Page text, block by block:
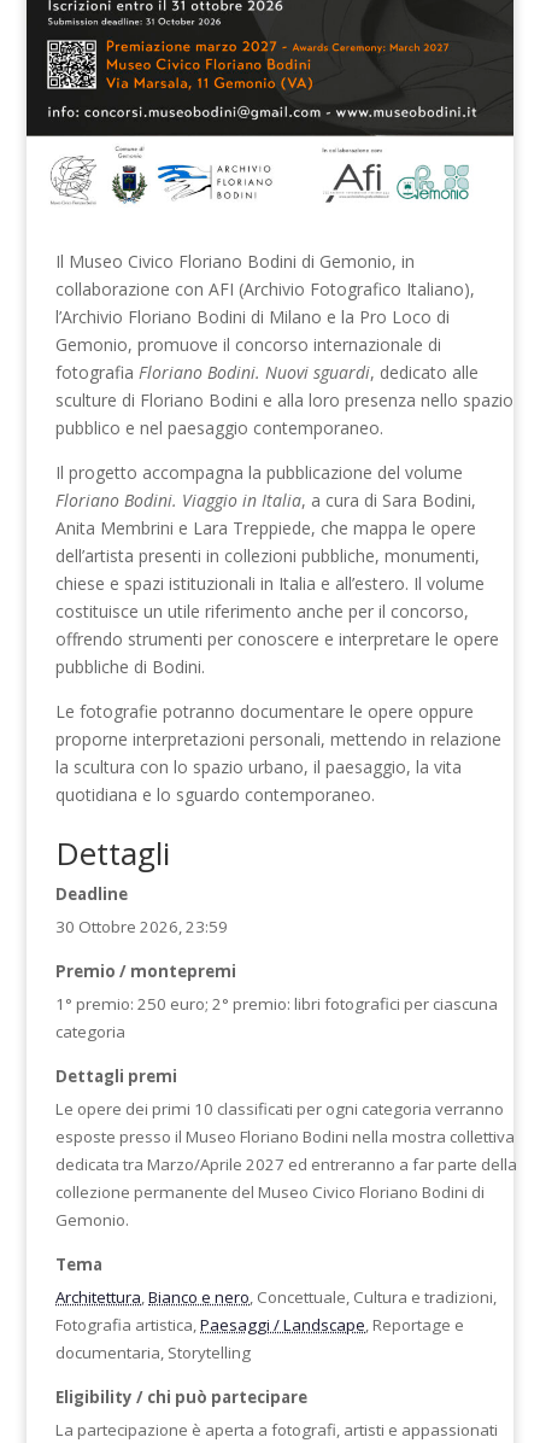
Il Museo Civico Floriano Bodini di Gemonio, in
collaborazione con AFI (Archivio Fotografico Italiano),
l’Archivio Floriano Bodini di Milano e la Pro Loco di
Gemonio, promuove il concorso internazionale di
fotografiaFloriano Bodini. Nuovi sguardi, dedicato alle
sculture di Floriano Bodini e alla loro presenza nello spazio
pubblico e nel paesaggio contemporaneo.
Il progetto accompagna la pubblicazione del volume
Floriano Bodini. Viaggio in Italia, a cura di Sara Bodini,
Anita Membrini e Lara Treppiede, che mappa le opere
dell’artista presenti in collezioni pubbliche, monumenti,
chiese e spazi istituzionali in Italia e all’estero. Il volume
costituisce un utile riferimento anche per il concorso,
offrendo strumenti per conoscere e interpretare le opere
pubbliche di Bodini.
Le fotografie potranno documentare le opere oppure
proporne interpretazioni personali, mettendo in relazione
la scultura con lo spazio urbano, il paesaggio, la vita
quotidiana e lo sguardo contemporaneo.
Dettagli
Deadline
30 Ottobre 2026, 23:59
Premio / montepremi
1° premio: 250 euro; 2° premio: libri fotografici per ciascuna
categoria
Dettagli premi
Le opere dei primi 10 classificati per ogni categoria verranno
esposte presso il Museo Floriano Bodini nella mostra collettiva
dedicata tra Marzo/Aprile 2027 ed entreranno a far parte della
collezione permanente del Museo Civico Floriano Bodini di
Gemonio.
Tema
Architettura,Bianco e nero, Concettuale, Cultura e tradizioni,
Fotografia artistica,Paesaggi / Landscape, Reportage e
documentaria, Storytelling
Eligibility / chi può partecipare
La partecipazione è aperta a fotografi, artisti e appassionati